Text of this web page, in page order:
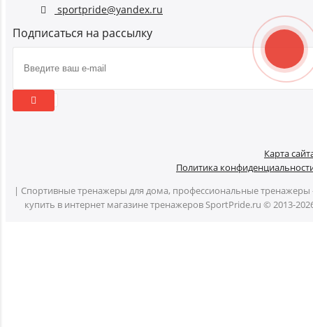
sportpride@yandex.ru
Подписаться на рассылку
Карта
Политика
| Спортивные тренажеры для дома, профессиональные тренажеры
купить в интернет магазине тренажеров SportPride.ru © 2013-